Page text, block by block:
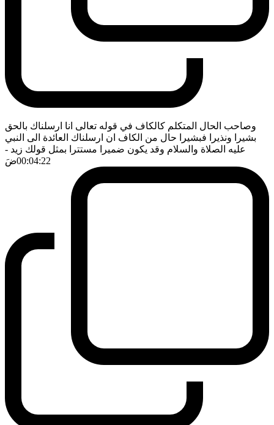
وصاحب الحال المتكلم كالكاف في قوله تعالى انا ارسلناك بالحق
بشيرا ونذيرا فبشيرا حال من الكاف ان ارسلناك العائدة الى النبي
عليه الصلاة والسلام وقد يكون ضميرا مستترا بمثل قولك زيد -
00:04:22ضَ